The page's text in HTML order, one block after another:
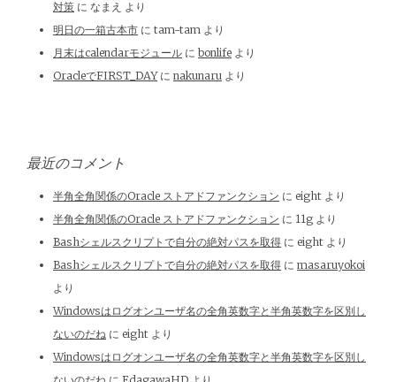
対策 に なまえ より
明日の一箱古本市 に tam-tam より
月末はcalendarモジュール に bonlife より
OracleでFIRST_DAYに nakunaru より
最近のコメント
半角全角関係のOracle ストアドファンクション に eight より
半角全角関係のOracle ストアドファンクション に 11g より
Bashシェルスクリプトで自分の絶対パスを取得 に eight より
Bashシェルスクリプトで自分の絶対パスを取得 に masaruyokoi
より
Windowsはログオンユーザ名の全角英数字と半角英数字を区別し
ないのだね に eight より
Windowsはログオンユーザ名の全角英数字と半角英数字を区別し